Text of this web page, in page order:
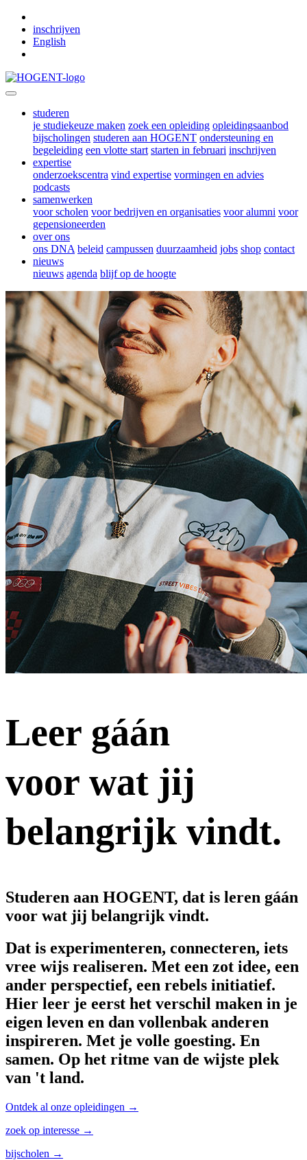
inschrijven
English
studeren
je studiekeuze maken zoek een opleiding opleidingsaanbod
bijscholingen studeren aan HOGENT ondersteuning en
begeleiding een vlotte start starten in februari inschrijven
expertise
onderzoekscentra vind expertise vormingen en advies
podcasts
samenwerken
voor scholen voor bedrijven en organisaties voor alumni voor
gepensioneerden
over ons
ons DNA beleid campussen duurzaamheid jobs shop contact
nieuws
nieuws agenda blijf op de hoogte
Leer gáán
voor wat jij
belangrijk vindt.
Studeren aan HOGENT, dat is leren gáán
voor wat jij belangrijk vindt.
Dat is experimenteren, connecteren, iets
vree wijs realiseren. Met een zot idee, een
ander perspectief, een rebels initiatief.
Hier leer je eerst het verschil maken in je
eigen leven en dan vollenbak anderen
inspireren. Met je volle goesting. En
samen. Op het ritme van de wijste plek
van 't land.
Ontdek al onze opleidingen →
zoek op interesse →
bijscholen →